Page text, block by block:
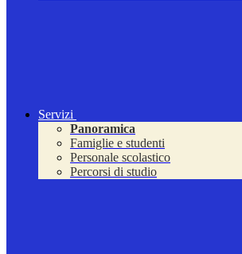
Servizi
Panoramica
Famiglie e studenti
Personale scolastico
Percorsi di studio